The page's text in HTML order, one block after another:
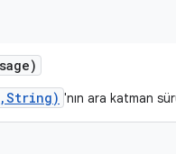
'nın ara katman